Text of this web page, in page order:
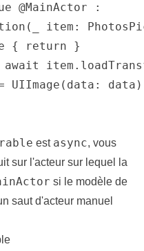
@MainActor :
item:
{ return }
UIImage(data: data)
est async, vous
sur l'acteur sur lequel la
si le modèle de
saut d'acteur manuel